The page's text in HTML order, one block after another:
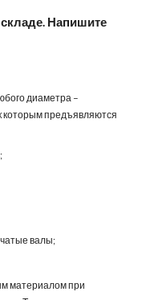
складе. Напишите
диаметра –
которым предъявляются
валы;
материалом при